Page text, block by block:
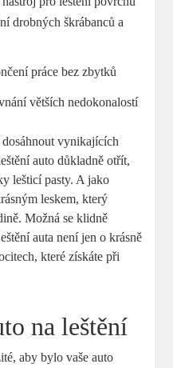
drobných škrábanců a
práce bez zbytků
větších nedokonalostí
vynikajících
auto důkladně otřít,
lešticí pasty. A jako
leskem, který
Možná se klidně
auta není jen o krásně
které získáte při
na leštění
aby bylo vaše auto